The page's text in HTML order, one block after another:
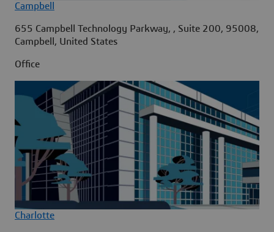
Campbell
655 Campbell Technology Parkway, , Suite 200, 95008,
Campbell, United States
Office
Charlotte